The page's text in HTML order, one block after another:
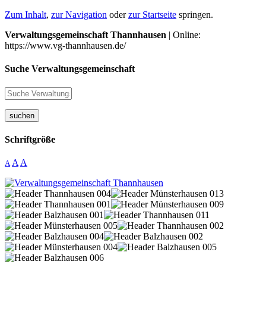
Zum Inhalt, zur Navigation oderzur Startseite springen.
Verwaltungsgemeinschaft Thannhausen | Online:
https://www.vg-thannhausen.de/
Suche Verwaltungsgemeinschaft
suchen
Schriftgröße
A A A